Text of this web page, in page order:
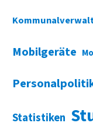
Mobilgeräte
Statistiken